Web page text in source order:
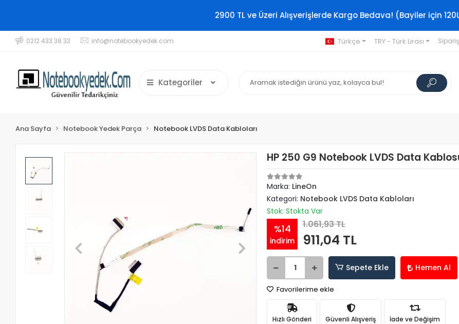
2900 TL ve Üzeri Alışverişlerde Kargo Bedava! (Bayiler için
0212 433 38 33 info@notebookyedek.com Türkçe TRY - Türk Lirası
Kategoriler
Ana Sayfa Notebook Yedek Parça Notebook LVDS Data Kabloları
HP 250 G9 Notebook LVDS Data
Marka: LineOn
Kategori: Notebook LVDS Data Kabloları
Stok: Stokta Var
%14
indirim
1.061,93 TL
911,04 TL
Sepete Ekle Hemen Al
Favorilerime ekle
Hızlı Gönderi Güvenli Alışveriş İade ve Değişim